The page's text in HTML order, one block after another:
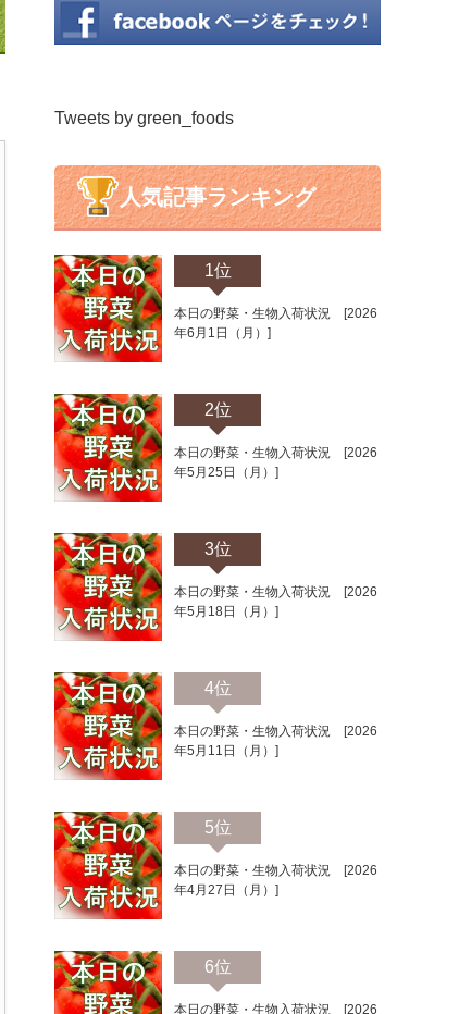
Tweets by green_foods
人気記事ランキング
1位
本日の野菜・生物入荷状況 [2026
年6月1日（月）]
2位
本日の野菜・生物入荷状況 [2026
年5月25日（月）]
3位
本日の野菜・生物入荷状況 [2026
年5月18日（月）]
4位
本日の野菜・生物入荷状況 [2026
年5月11日（月）]
5位
本日の野菜・生物入荷状況 [2026
年4月27日（月）]
6位
本日の野菜・生物入荷状況 [2026